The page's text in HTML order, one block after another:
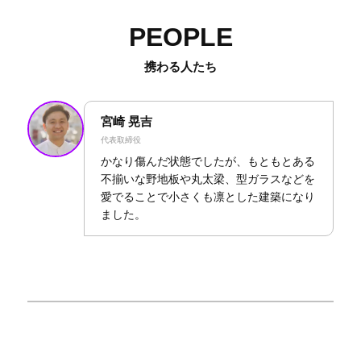
PEOPLE
携わる人たち
宮崎 晃吉
代表取締役
かなり傷んだ状態でしたが、もともとある
不揃いな野地板や丸太梁、型ガラスなどを
愛でることで小さくも凛とした建築になり
ました。